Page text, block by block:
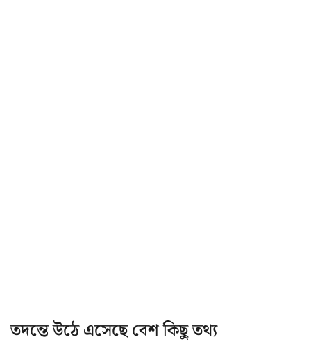
তদন্তে উঠে এসেছে বেশ কিছু তথ্য